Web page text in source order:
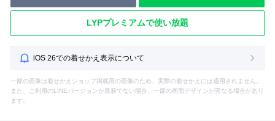
LYPプレミアムで使い放題
iOS 26での着せかえ表示について
一部の画像は着せかえショップ掲載用の画像のため、実際の着せかえには適用されません。
また、ご利用のLINEバージョンが最新でない場合、一部の画面デザインが異なる場合があり
ます。